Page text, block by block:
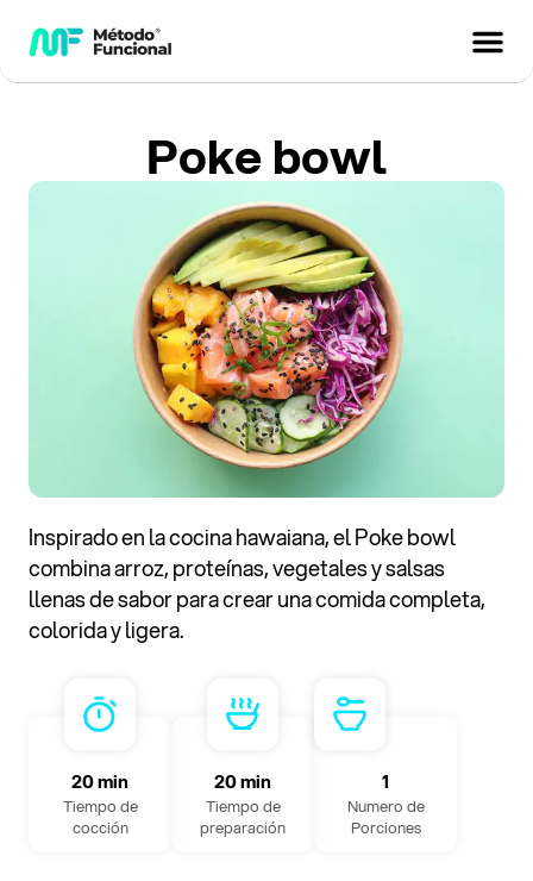
Poke bowl
Inspirado en la cocina hawaiana, el Poke bowl
combina arroz, proteínas, vegetales y salsas
llenas de sabor para crear una comida completa,
colorida y ligera.
20 min
Tiempo de
cocción
20 min
Tiempo de
preparación
1
Numero de
Porciones